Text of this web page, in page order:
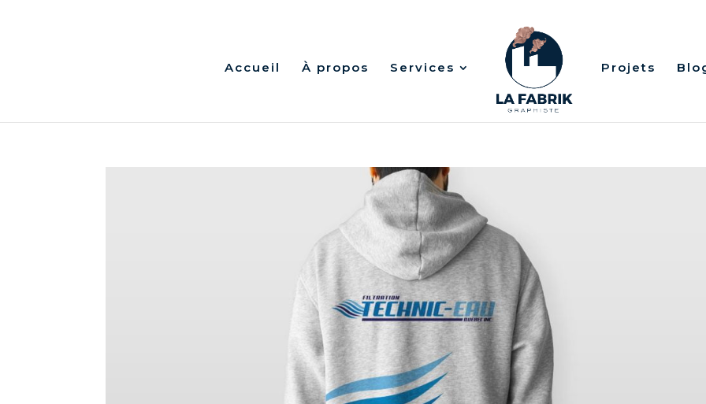
Accueil À propos Services Projets